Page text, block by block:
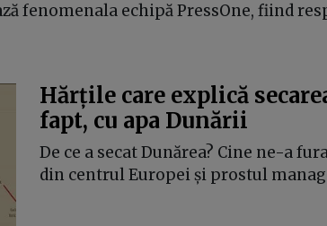
fenomenala echipă PressOne, fiind
Hărțile care explică
fapt, cu apa Dunării
De ce a secat Dunărea? Cine ne-a
din centrul Europei și prostul